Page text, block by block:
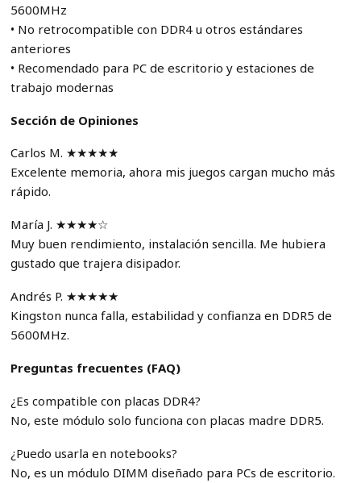
5600MHz
• No retrocompatible con DDR4 u otros estándares
anteriores
• Recomendado para PC de escritorio y estaciones de
trabajo modernas
Sección de Opiniones
Carlos M. ★★★★★
Excelente memoria, ahora mis juegos cargan mucho más
rápido.
María J. ★★★★☆
Muy buen rendimiento, instalación sencilla. Me hubiera
gustado que trajera disipador.
Andrés P. ★★★★★
Kingston nunca falla, estabilidad y confianza en DDR5 de
5600MHz.
Preguntas frecuentes (FAQ)
¿Es compatible con placas DDR4?
No, este módulo solo funciona con placas madre DDR5.
¿Puedo usarla en notebooks?
No, es un módulo DIMM diseñado para PCs de escritorio.